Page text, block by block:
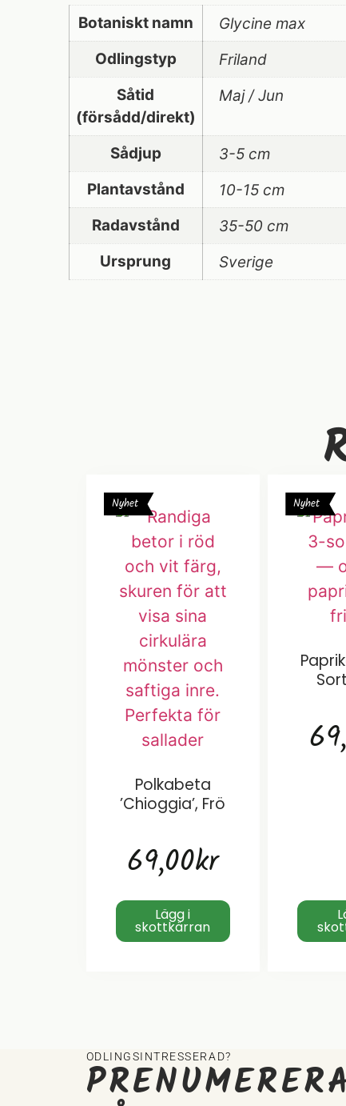
Botaniskt namn
Glycine max
Odlingstyp
Friland
Såtid
(försådd/direkt)
Maj / Jun
Sådjup
3-5 cm
Plantavstånd
10-15 cm
Radavstånd
35-50 cm
Ursprung
Sverige
Nyhet
Polkabeta
’Chioggia’, Frö
69,00kr
Lägg i
skottkärran
Nyhet
ODLINGSINTRESSERAD?